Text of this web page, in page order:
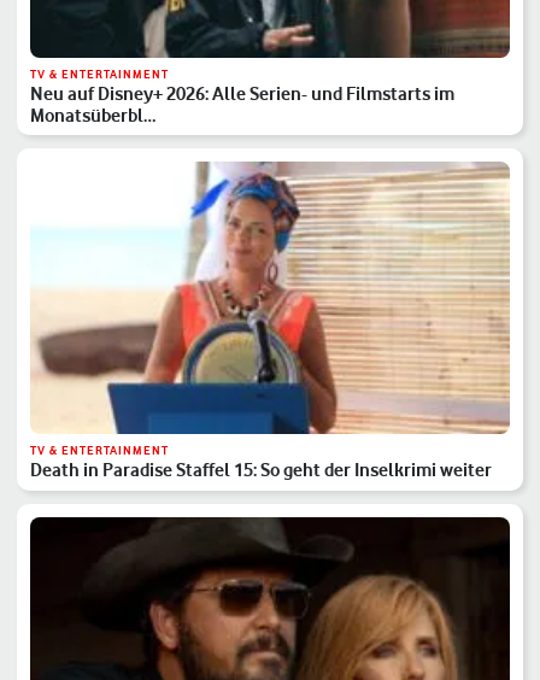
TV & ENTERTAINMENT
Neu auf Disney+ 2026: Alle Serien- und Filmstarts im
Monatsüberbl…
TV & ENTERTAINMENT
Death in Paradise Staffel 15: So geht der Inselkrimi weiter